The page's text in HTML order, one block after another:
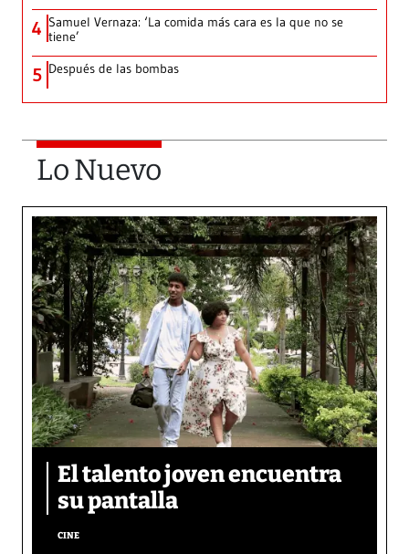
4 Samuel Vernaza: ‘La comida más cara es la que no se
tiene’
5 Después de las bombas
Lo Nuevo
El talento joven encuentra
su pantalla​
CINE